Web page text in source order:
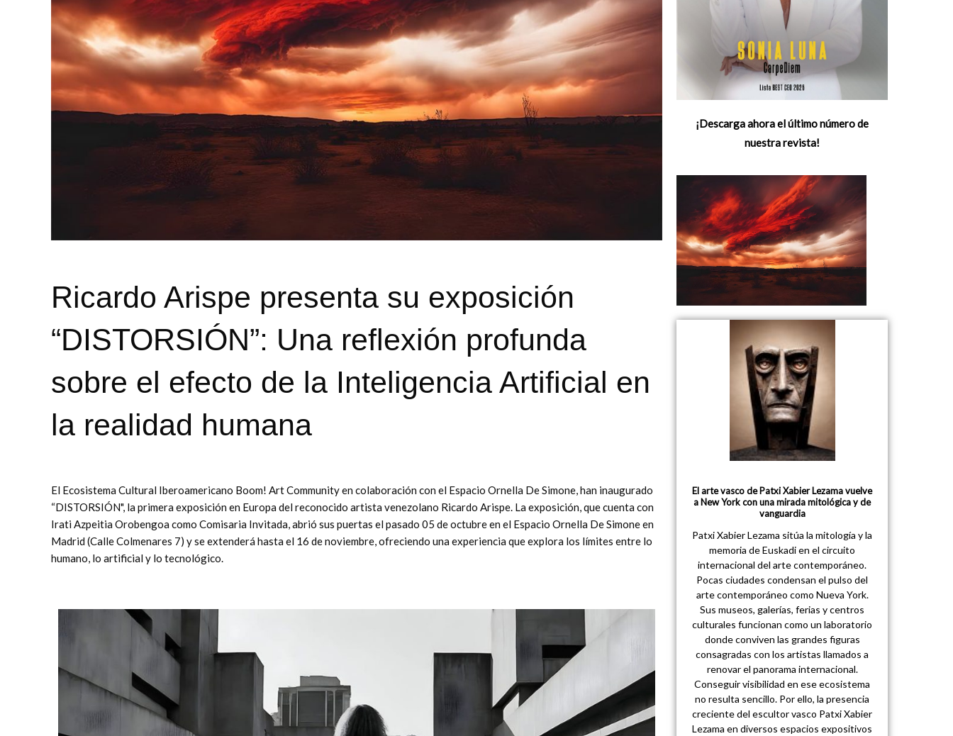
Ricardo Arispe presenta su exposición
“DISTORSIÓN”: Una reflexión profunda
sobre el efecto de la Inteligencia Artificial en
la realidad humana
El Ecosistema Cultural Iberoamericano Boom! Art Community en colaboración con el Espacio Ornella De Simone, han inaugurado
“DISTORSIÓN", la primera exposición en Europa del reconocido artista venezolano Ricardo Arispe. La exposición, que cuenta con
Irati Azpeitia Orobengoa como Comisaria Invitada, abrió sus puertas el pasado 05 de octubre en el Espacio Ornella De Simone en
Madrid (Calle Colmenares 7) y se extenderá hasta el 16 de noviembre, ofreciendo una experiencia que explora los límites entre lo
humano, lo artificial y lo tecnológico.
¡Descarga ahora el último número de
nuestra revista!
El arte vasco de Patxi Xabier Lezama vuelve
a New York con una mirada mitológica y de
vanguardia
Patxi Xabier Lezama sitúa la mitología y la
memoria de Euskadi en el circuito
internacional del arte contemporáneo.
Pocas ciudades condensan el pulso del
arte contemporáneo como Nueva York.
Sus museos, galerías, ferias y centros
culturales funcionan como un laboratorio
donde conviven las grandes figuras
consagradas con los artistas llamados a
renovar el panorama internacional.
Conseguir visibilidad en ese ecosistema
no resulta sencillo. Por ello, la presencia
creciente del escultor vasco Patxi Xabier
Lezama en diversos espacios expositivos